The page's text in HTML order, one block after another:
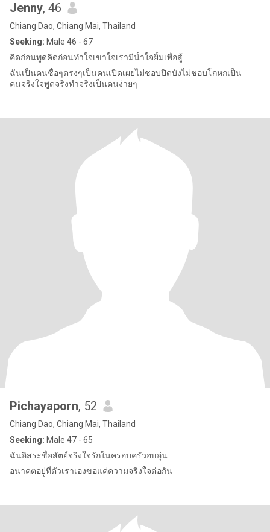
Jenny, 46
Chiang Dao, Chiang Mai, Thailand
Seeking: Male 46 - 67
คิดก่อนพูดคิดก่อนทำใจเขาใจเรามีน้ำใจยิ้มเพื่อสู้
ฉันเป็นคนซื้อๆตรงๆเป็นคนเปิดเผยไม่ชอบปิดบังไม่ชอบโกหกเป็น
คนจริงใจพูดจริงทำจริงเป็นคนง่ายๆ
Pichayaporn, 52
Chiang Dao, Chiang Mai, Thailand
Seeking: Male 47 - 65
ฉันอิสระชื่อสัตย์จริงใจรักในครอบครัวอบอุ่น
อนาคตอยู่ที่ตัวเราเองขอแค่ความจริงใจต่อกัน